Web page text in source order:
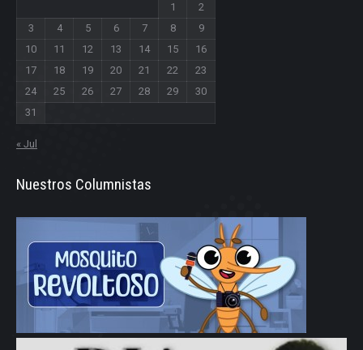
1
2
3
4 5 6 7 8
9
10
11 12 13 14 15
16
17
18 19 20 21 22
23
24
25 26 27 28 29
30
31
« Jul
Nuestros Columnistas